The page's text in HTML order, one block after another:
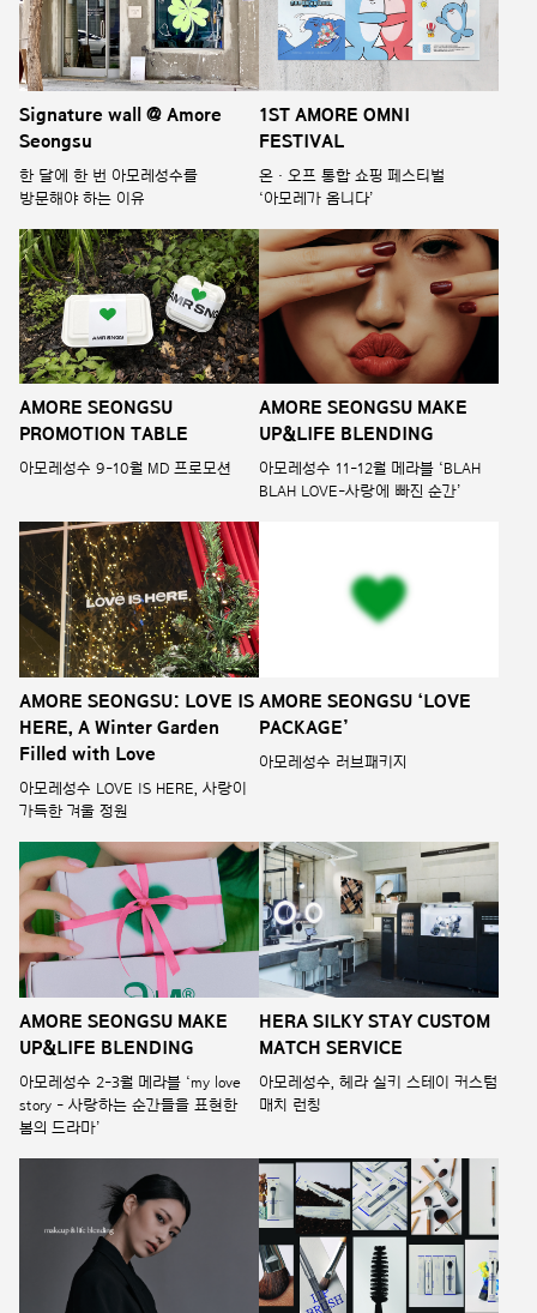
Signature wall @ Amore
Seongsu
한 달에 한 번 아모레성수를
방문해야 하는 이유
1ST AMORE OMNI
FESTIVAL
온 · 오프 통합 쇼핑 페스티벌
‘아모레가 옴니다’
AMORE SEONGSU
PROMOTION TABLE
아모레성수 9-10월 MD 프로모션
AMORE SEONGSU MAKE
UP&LIFE BLENDING
아모레성수 11-12월 메라블 ‘BLAH
BLAH LOVE-사랑에 빠진 순간’
AMORE SEONGSU: LOVE IS
HERE, A Winter Garden
Filled with Love
아모레성수 LOVE IS HERE, 사랑이
가득한 겨울 정원
AMORE SEONGSU ‘LOVE
PACKAGE’
아모레성수 러브패키지
AMORE SEONGSU MAKE
UP&LIFE BLENDING
아모레성수 2-3월 메라블 ‘my love
story - 사랑하는 순간들을 표현한
봄의 드라마’
HERA SILKY STAY CUSTOM
MATCH SERVICE
아모레성수, 헤라 실키 스테이 커스텀
매치 런칭